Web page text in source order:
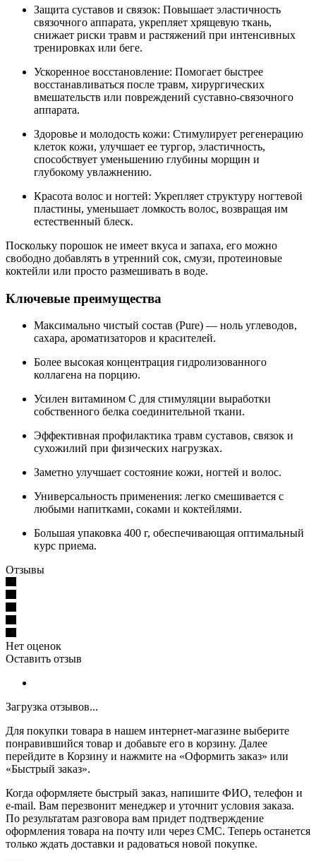
Защита суставов и связок: Повышает эластичность
связочного аппарата, укрепляет хрящевую ткань,
снижает риски травм и растяжений при интенсивных
тренировках или беге.
Ускоренное восстановление: Помогает быстрее
восстанавливаться после травм, хирургических
вмешательств или повреждений суставно-связочного
аппарата.
Здоровье и молодость кожи: Стимулирует регенерацию
клеток кожи, улучшает ее тургор, эластичность,
способствует уменьшению глубины морщин и
глубокому увлажнению.
Красота волос и ногтей: Укрепляет структуру ногтевой
пластины, уменьшает ломкость волос, возвращая им
естественный блеск.
Поскольку порошок не имеет вкуса и запаха, его можно
свободно добавлять в утренний сок, смузи, протеиновые
коктейли или просто размешивать в воде.
Ключевые преимущества
Максимально чистый состав (Pure) — ноль углеводов,
сахара, ароматизаторов и красителей.
Более высокая концентрация гидролизованного
коллагена на порцию.
Усилен витамином C для стимуляции выработки
собственного белка соединительной ткани.
Эффективная профилактика травм суставов, связок и
сухожилий при физических нагрузках.
Заметно улучшает состояние кожи, ногтей и волос.
Универсальность применения: легко смешивается с
любыми напитками, соками и коктейлями.
Большая упаковка 400 г, обеспечивающая оптимальный
курс приема.
Отзывы
Нет оценок
Оставить отзыв
Загрузка отзывов...
Для покупки товара в нашем интернет-магазине выберите
понравившийся товар и добавьте его в корзину. Далее
перейдите в Корзину и нажмите на «Оформить заказ» или
«Быстрый заказ».
Когда оформляете быстрый заказ, напишите ФИО, телефон и
e-mail. Вам перезвонит менеджер и уточнит условия заказа.
По результатам разговора вам придет подтверждение
оформления товара на почту или через СМС. Теперь останется
только ждать доставки и радоваться новой покупке.